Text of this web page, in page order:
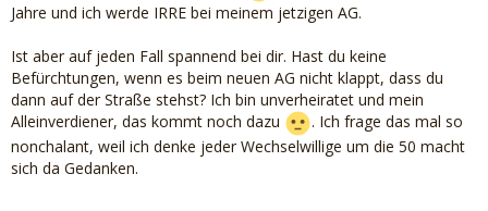
Jahre und ich werde IRRE bei meinem jetzigen AG.
Ist aber auf jeden Fall spannend bei dir. Hast du keine
Befürchtungen, wenn es beim neuen AG nicht klappt, dass du
dann auf der Straße stehst? Ich bin unverheiratet und mein
Alleinverdiener, das kommt noch dazu
. Ich frage das mal so
nonchalant, weil ich denke jeder Wechselwillige um die 50 macht
sich da Gedanken.